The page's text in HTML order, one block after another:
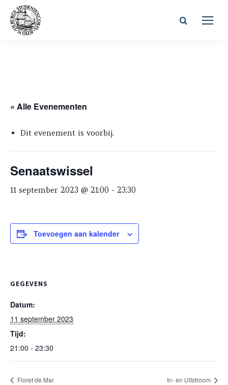
Zoeken:
« Alle Evenementen
Dit evenement is voorbij.
Senaatswissel
11 september 2023 @ 21:00 - 23:30
Toevoegen aan kalender
GEGEVENS
Datum:
11 september 2023
Tijd:
21:00 - 23:30
Floret de Mar In- en Uitstroom